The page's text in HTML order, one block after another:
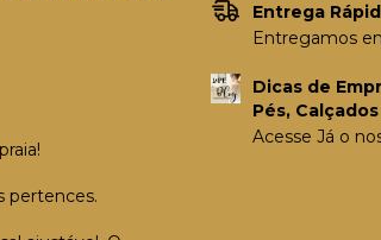
pertences.
Entrega
Entregamos
Dicas de
Pés,
Acesse Já o